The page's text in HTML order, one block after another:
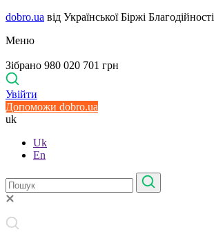
dobro.ua від Української Біржі Благодійності
Меню
Зібрано 980 020 701 грн
Увійти
Допоможи dobro.ua
uk
Uk
En